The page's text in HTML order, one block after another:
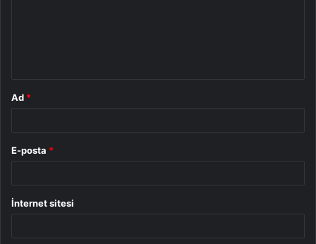
Ad *
E-posta *
İnternet sitesi